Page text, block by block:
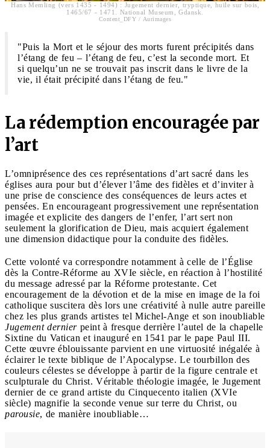
Hans Memling (vers 1435 - 1494) : Jugement dernier, tryptique, huile sur bois,
1465/67 - 1471. National Museum, Gdansk.
Content_DFY / Aurimages
"Puis la Mort et le séjour des morts furent précipités dans
l’étang de feu – l’étang de feu, c’est la seconde mort. Et
si quelqu’un ne se trouvait pas inscrit dans le livre de la
vie, il était précipité dans l’étang de feu."
La rédemption encouragée par
l’art
L’omniprésence des ces représentations d’art sacré dans les
églises aura pour but d’élever l’âme des fidèles et d’inviter à
une prise de conscience des conséquences de leurs actes et
pensées. En encourageant progressivement une représentation
imagée et explicite des dangers de l’enfer, l’art sert non
seulement la glorification de Dieu, mais acquiert également
une dimension didactique pour la conduite des fidèles.
Cette volonté va correspondre notamment à celle de l’Église
dès la Contre-Réforme au XVIe siècle, en réaction à l’hostilité
du message adressé par la Réforme protestante. Cet
encouragement de la dévotion et de la mise en image de la foi
catholique suscitera dès lors une créativité à nulle autre pareille
chez les plus grands artistes tel Michel-Ange et son inoubliable
Jugement dernierpeint à fresque derrière l’autel de la chapelle
Sixtine du Vatican et inauguré en 1541 par le pape Paul III.
Cette œuvre éblouissante parvient en une virtuosité inégalée à
éclairer le texte biblique de l’Apocalypse. Le tourbillon des
couleurs célestes se développe à partir de la figure centrale et
sculpturale du Christ. Véritable théologie imagée, le Jugement
dernier de ce grand artiste du Cinquecento italien (XVIe
siècle) magnifie la seconde venue sur terre du Christ, ou
parousie, de manière inoubliable…